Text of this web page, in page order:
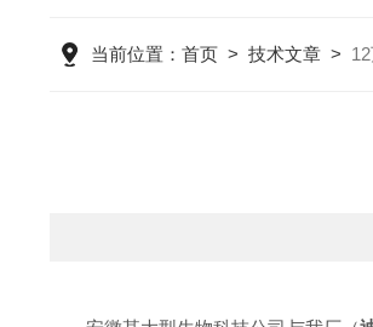
当前位置： 首页> 技术文章>